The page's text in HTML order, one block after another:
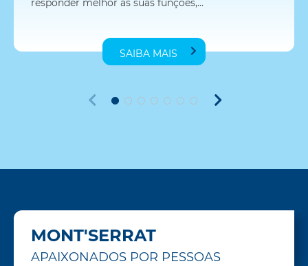
responder melhor às suas funções,...
SAIBA MAIS
MONT'SERRAT
APAIXONADOS POR PESSOAS